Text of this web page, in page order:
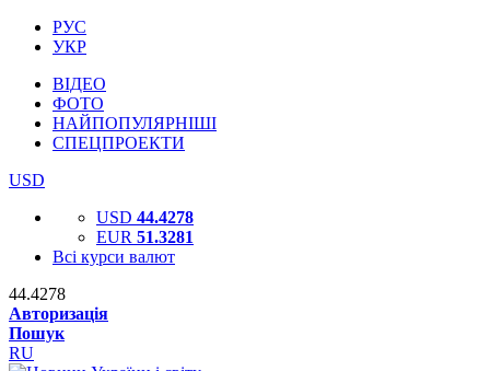
РУС
УКР
ВІДЕО
ФОТО
НАЙПОПУЛЯРНІШІ
СПЕЦПРОЕКТИ
USD
USD 44.4278
EUR 51.3281
Всі курси валют
44.4278
Авторизація
Пошук
RU